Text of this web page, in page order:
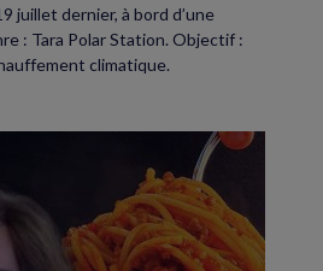
juillet dernier, à bord d’une
: Tara Polar Station. Objectif :
climatique.